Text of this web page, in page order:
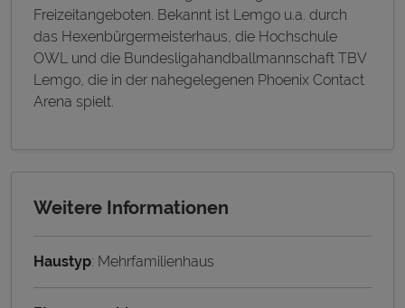
Freizeitangeboten. Bekannt ist Lemgo u.a. durch
das Hexenbürgermeisterhaus, die Hochschule
OWL und die Bundesligahandballmannschaft TBV
Lemgo, die in der nahegelegenen Phoenix Contact
Arena spielt.
Weitere Informationen
Haustyp: Mehrfamilienhaus